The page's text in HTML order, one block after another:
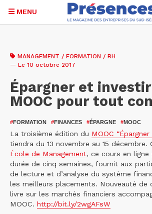
contenu
MENU
MANAGEMENT / FORMATION / RH
— Le 10 octobre 2017
Épargner et
MOOC pour tout
#FORMATION #FINANCES #ÉPARGNE #MOOC
La troisième édition du MOOC
tiendra du 13 novembre au 15 décembre.
École de Management, ce cours en ligne
durée de cinq semaines, fournit aux
de lecture et d’analyse du système
les meilleurs placements. Nouveauté de
livre sur les marchés financiers
MOOC. http://bit.ly/2wgAFsW